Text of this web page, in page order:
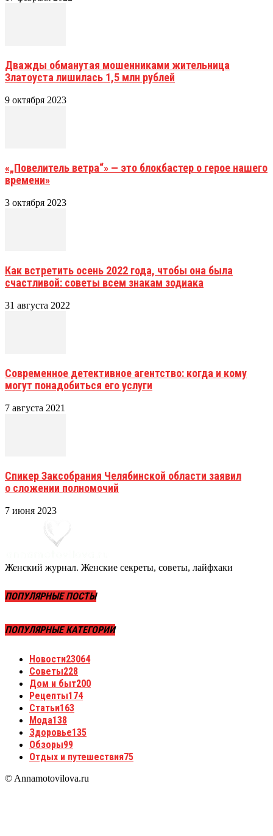
Дважды обманутая мошенниками жительница
Златоуста лишилась 1,5 млн рублей
9 октября 2023
«„Повелитель ветра“» — это блокбастер о герое нашего
времени»
3 октября 2023
Как встретить осень 2022 года, чтобы она была
счастливой: советы всем знакам зодиака
31 августа 2022
Современное детективное агентство: когда и кому
могут понадобиться его услуги
7 августа 2021
Спикер Заксобрания Челябинской области заявил
о сложении полномочий
7 июня 2023
Женский журнал. Женские секреты, советы, лайфхаки
ПОПУЛЯРНЫЕ ПОСТЫ
ПОПУЛЯРНЫЕ КАТЕГОРИИ
Новости23064
Советы228
Дом и быт200
Рецепты174
Статьи163
Мода138
Здоровье135
Обзоры99
Отдых и путешествия75
© Annamotovilova.ru